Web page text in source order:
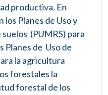
productiva. En
los Planes de Uso y
(PUMRS) para
Planes de Uso de
la agricultura
forestales la
forestal de los